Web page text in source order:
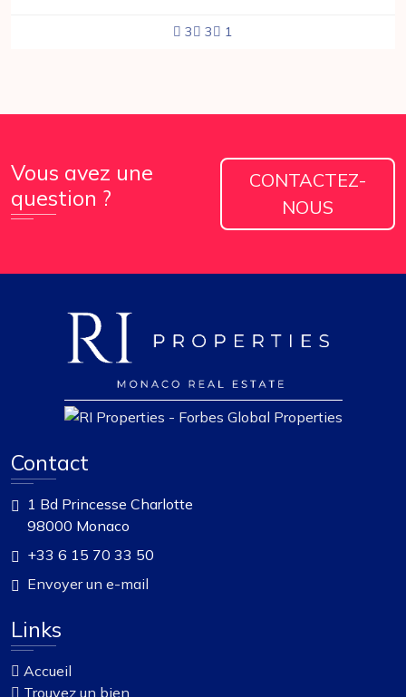
3 3 1
Vous avez une
question ?
CONTACTEZ-
NOUS
Contact
1 Bd Princesse Charlotte
98000 Monaco
+33 6 15 70 33 50
Envoyer un e-mail
Links
Accueil
Trouvez un bien